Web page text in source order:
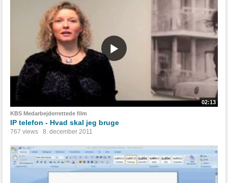
02:13
KBS Medarbejderrettede film
IP telefon - Hvad skal jeg bruge
767 views 8. december 2011